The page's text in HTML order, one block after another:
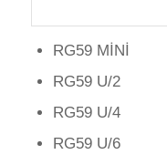
RG59 MİNİ
RG59 U/2
RG59 U/4
RG59 U/6